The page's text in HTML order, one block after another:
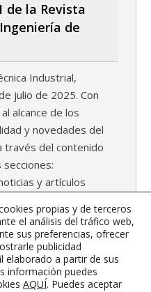
de la Revista
de
Industrial,
julio de 2025. Con
alcance de los
y novedades del
través del contenido
y artículos
propias y de terceros
el análisis del tráfico web,
sus preferencias, ofrecer
publicidad
elaborado a partir de sus
información puedes
AQUÍ. Puedes aceptar